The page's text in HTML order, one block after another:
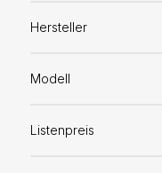
Hersteller
Modell
Listenpreis